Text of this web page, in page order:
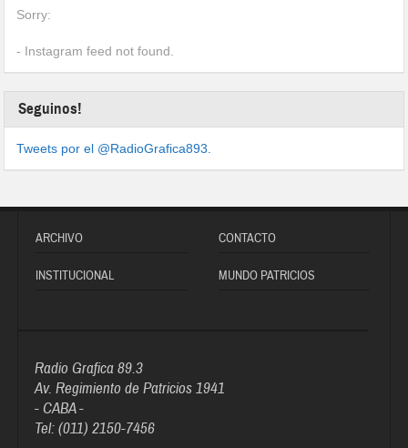
Sorry:
- Instagram feed not found.
Seguinos!
Tweets por el @RadioGrafica893.
ARCHIVO CONTACTO
INSTITUCIONAL MUNDO PATRICIOS
Radio Grafica 89.3
Av. Regimiento de Patricios 1941
- CABA -
Tel: (011) 2150-7456